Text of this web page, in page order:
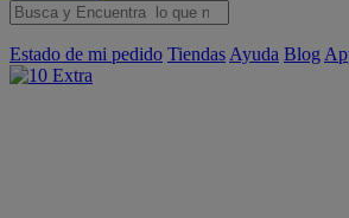
Estado de mi pedido Tiendas Ayuda Blog